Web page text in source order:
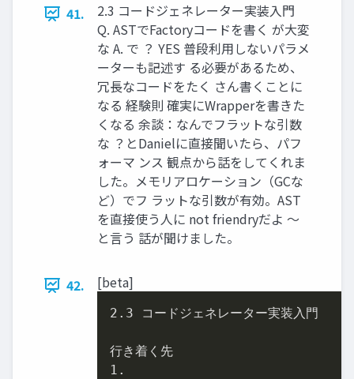
41.
2.3 コードジェネレーター実装入門
Q. ASTでFactoryコードを書く が大変
な A. で ？ YES 普段利用しないパラメ
ーターも記述す る必要があるため、
冗長なコードをたく さん書くことに
なる 経験則 確実にWrapperを書きた
くなる 余談：なんでフラットな引数
な ？とDanielに直接聞いたら、パフ
ォーマ ンス 観点から話をしてくれま
した。メモリアロケーション（GCな
ど）でフ ラットな引数が有効。AST
を直接使う人に not friendryだよ 〜
と言う 話が聞けました。
42. [beta]
2.3 コードジェネレーター実装入門
1